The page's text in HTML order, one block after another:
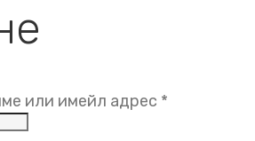
или имейл адрес *